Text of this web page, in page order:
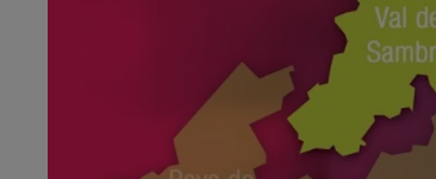
6h00 - 9h00
Le réveil de Canal FM